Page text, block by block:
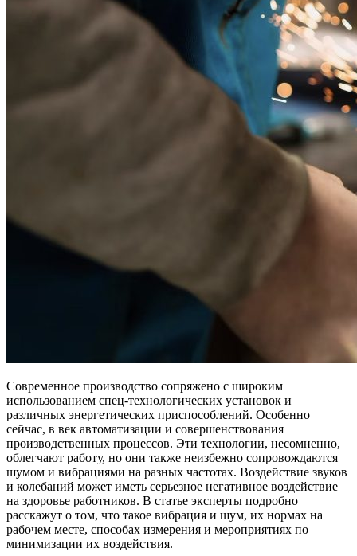
Современное производство сопряжено с широким
использованием спец-технологических установок и
различных энергетических приспособлений. Особенно
сейчас, в век автоматизации и совершенствования
производственных процессов. Эти технологии, несомненно,
облегчают работу, но они также неизбежно сопровождаются
шумом и вибрациями на разных частотах. Воздействие звуков
и колебаний может иметь серьезное негативное воздействие
на здоровье работников. В статье эксперты подробно
расскажут о том, что такое вибрация и шум, их нормах на
рабочем месте, способах измерения и мероприятиях по
минимизации их воздействия.